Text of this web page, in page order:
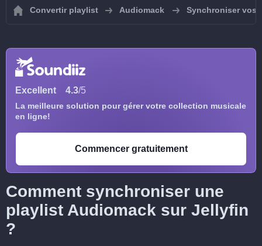
Convertir playlist Audiomack Synchroniser vos
Excellent 4.3/5
La meilleure solution pour gérer votre collection musicale
en ligne!
Commencer gratuitement
Comment synchroniser une
playlist Audiomack sur Jellyfin
?